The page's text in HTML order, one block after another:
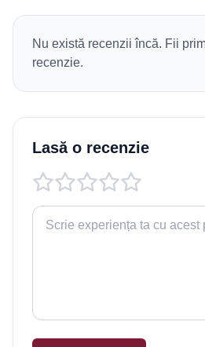
Nu există recenzii încă. Fii
recenzie.
Lasă o recenzie